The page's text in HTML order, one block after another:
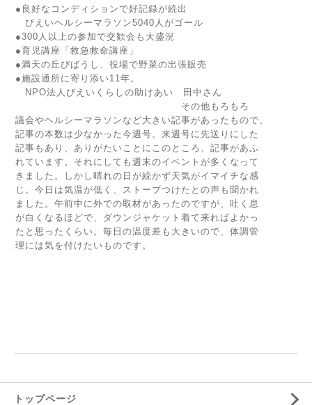
●良好なコンディションで好記録が続出
びえいヘルシーマラソン5040人がゴール
●300人以上の参加で交歓会も大盛況
●育児講座「救急救命講座」
●満天の丘びばうし、役場で野菜の出張販売
●施設通所に寄り添い11年。
NPO法人びえいくらしの助けあい 田中さん
その他もろもろ
議会やヘルシーマラソンなど大きい記事があったもので、
記事の本数は少なかった今週号。来週号に先送りにした
記事もあり、ありがたいことにこのところ、記事があふ
れています。それにしても週末のイベントが多くなって
きました。しかし晴れの日が続かず天気がイマイチな感
じ。今日は気温が低く、ストーブつけたとの声も聞かれ
ました。午前中に外での取材があったのですが、吐く息
が白くなるほどで、ダウンジャケット着て来ればよかっ
たと思ったくらい。毎日の温度差も大きいので、体調管
理には気を付けたいものです。
トップページ